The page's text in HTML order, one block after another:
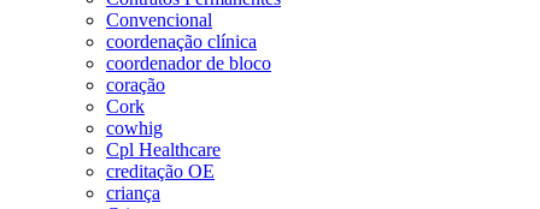
Convencional
coordenação clínica
coordenador de bloco
coração
Cork
cowhig
Cpl Healthcare
creditação OE
criança